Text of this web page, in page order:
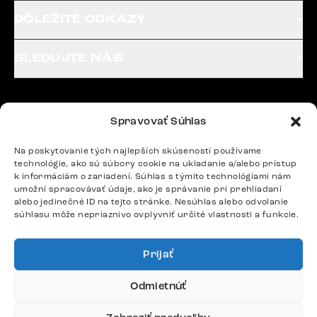
Spravovať Súhlas
Na poskytovanie tých najlepších skúseností používame
technológie, ako sú súbory cookie na ukladanie a/alebo prístup
k informáciám o zariadení. Súhlas s týmito technológiami nám
umožní spracovávať údaje, ako je správanie pri prehliadaní
alebo jedinečné ID na tejto stránke. Nesúhlas alebo odvolanie
súhlasu môže nepriaznivo ovplyvniť určité vlastnosti a funkcie.
Prijať
Odmietnúť
Potrebujete radu? Ozvite sa.
Po – Pia: 9:00 – 17:00
podpora@delife-shop.sk
Odpovedáme do 24 hodín.